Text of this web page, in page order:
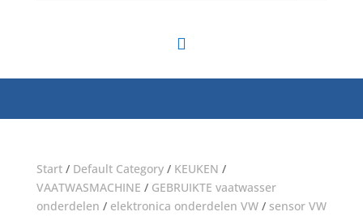

Start/ Default Category/ KEUKEN /
VAATWASMACHINE / GEBRUIKTE vaatwasser
onderdelen / elektronica onderdelen VW/ sensor VW